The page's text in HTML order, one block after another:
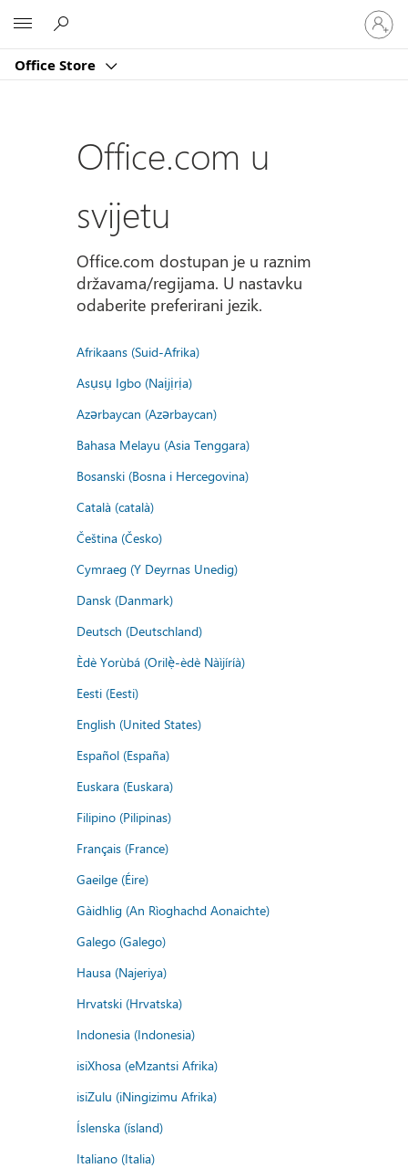
Office Store
Prijavite
se
u
račun
Office.com u
svijetu
Office.com dostupan je u raznim
državama/regijama. U nastavku
odaberite preferirani jezik.
Afrikaans (Suid-Afrika)
Asụsụ Igbo (Naịjịrịa)
Azərbaycan (Azərbaycan)
Bahasa Melayu (Asia Tenggara)
Bosanski (Bosna i Hercegovina)
Català (català)
Čeština (Česko)
Cymraeg (Y Deyrnas Unedig)
Dansk (Danmark)
Deutsch (Deutschland)
Èdè Yorùbá (Orilẹ̀-èdè Nàìjíríà)
Eesti (Eesti)
English (United States)
Español (España)
Euskara (Euskara)
Filipino (Pilipinas)
Français (France)
Gaeilge (Éire)
Gàidhlig (An Rìoghachd Aonaichte)
Galego (Galego)
Hausa (Najeriya)
Hrvatski (Hrvatska)
Indonesia (Indonesia)
isiXhosa (eMzantsi Afrika)
isiZulu (iNingizimu Afrika)
Íslenska (ísland)
Italiano (Italia)